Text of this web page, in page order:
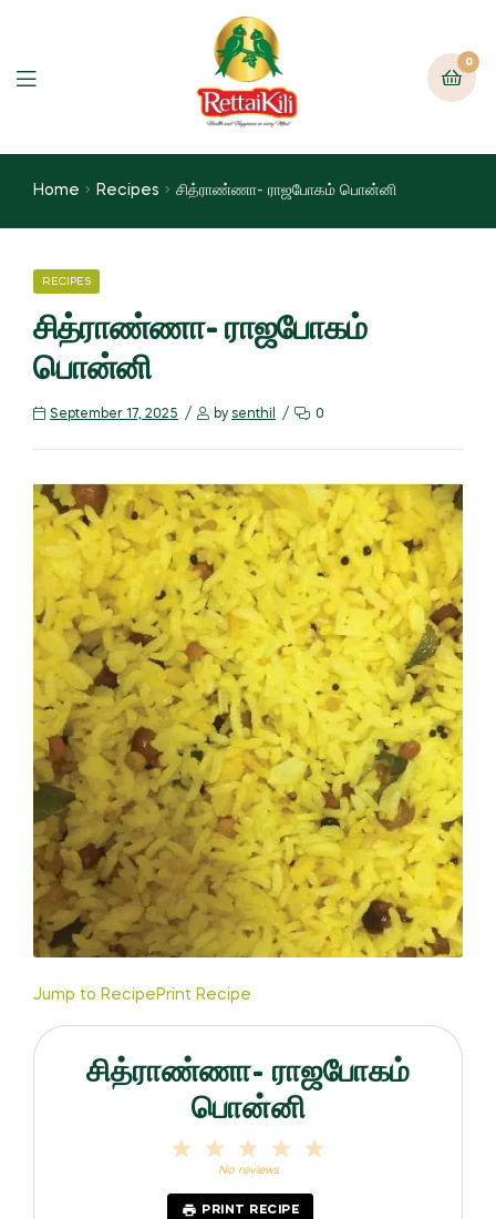
0
Home Recipes சித்ராண்ணா- ராஜபோகம் பொன்னி
RECIPES
சித்ராண்ணா- ராஜபோகம்
பொன்னி
September 17, 2025 by senthil 0
Jump to Recipe Print Recipe
சித்ராண்ணா- ராஜபோகம்
பொன்னி
4
3
Stars
2
Stars
StarNo reviews
PRINT RECIPE